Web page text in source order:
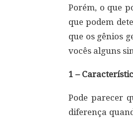
Porém, o que
que podem
que os gênios
vocês alguns
1 –
Pode parecer
diferença